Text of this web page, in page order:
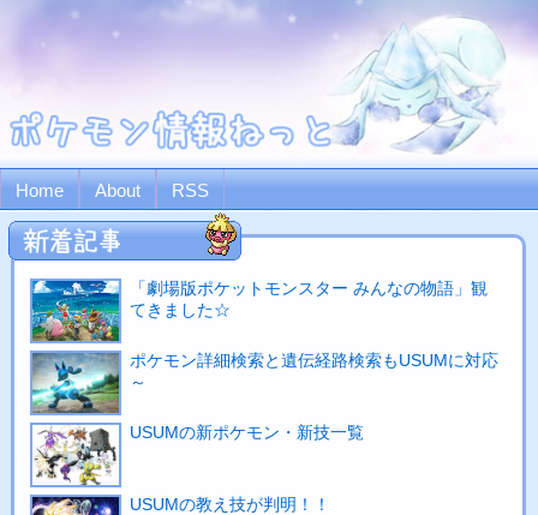
Home About RSS
「劇場版ポケットモンスター みんなの物語」観
てきました☆
ポケモン詳細検索と遺伝経路検索もUSUMに対応
～
USUMの新ポケモン・新技一覧
USUMの教え技が判明！！